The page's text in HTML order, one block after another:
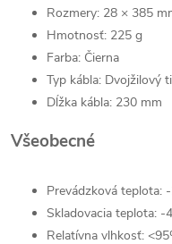
Rozmery: 28 × 385
Hmotnosť: 225 g
Farba: Čierna
Typ kábla: Dvojžilový
Dĺžka kábla: 230 mm
Všeobecné
Prevádzková teplota:
Skladovacia teplota: -
Relatívna vlhkosť: